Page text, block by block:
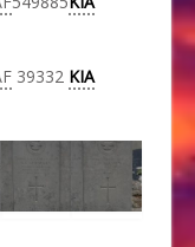
39332 KIA